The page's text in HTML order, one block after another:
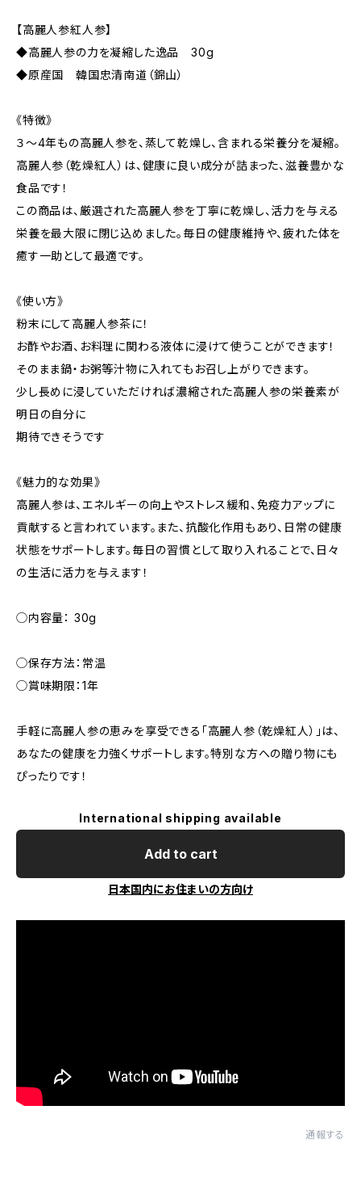
【高麗人参紅人参】
◆高麗人参の力を凝縮した逸品 30g
◆原産国 韓国忠清南道（錦山）
《特徴》
３～4年もの高麗人参を、蒸して乾燥し、含まれる栄養分を凝縮。
高麗人参（乾燥紅人）は、健康に良い成分が詰まった、滋養豊かな
食品です！
この商品は、厳選された高麗人参を丁寧に乾燥し、活力を与える
栄養を最大限に閉じ込めました。毎日の健康維持や、疲れた体を
癒す一助として最適です。
《使い方》
粉末にして高麗人参茶に！
お酢やお酒、お料理に関わる液体に浸けて使うことができます！
そのまま鍋・お粥等汁物に入れてもお召し上がりできます。
少し長めに浸していただければ濃縮された高麗人参の栄養素が
明日の自分に
期待できそうです
《魅力的な効果》
高麗人参は、エネルギーの向上やストレス緩和、免疫力アップに
貢献すると言われています。また、抗酸化作用もあり、日常の健康
状態をサポートします。毎日の習慣として取り入れることで、日々
の生活に活力を与えます！
◯内容量： 30g
◯保存方法：常温
◯賞味期限：1年
手軽に高麗人参の恵みを享受できる「高麗人参（乾燥紅人）」は、
あなたの健康を力強くサポートします。特別な方への贈り物にも
ぴったりです！
International shipping available
Add to cart
日本国内にお住まいの方向け
通報する